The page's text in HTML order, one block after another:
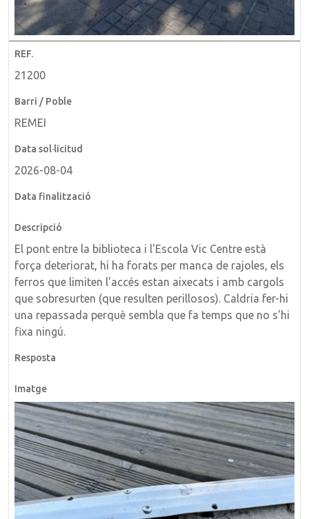
21200
REMEI
2026-08-04
El pont entre la biblioteca i l'Escola Vic Centre està
força deteriorat, hi ha forats per manca de rajoles, els
ferros que limiten l'accés estan aixecats i amb cargols
que sobresurten (que resulten perillosos). Caldria fer-hi
una repassada perquè sembla que fa temps que no s'hi
fixa ningú.